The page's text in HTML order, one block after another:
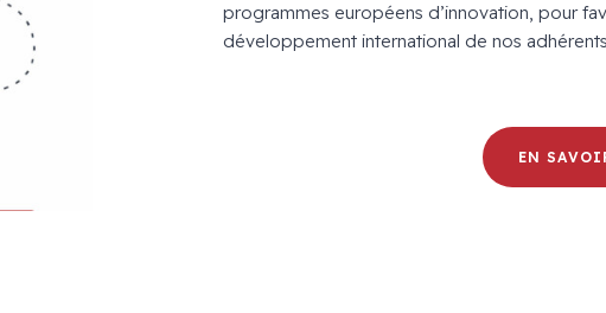
programmes européens d’innovation, pour
développement international de nos
EN